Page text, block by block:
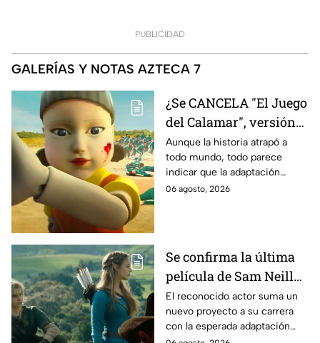
PUBLICIDAD
GALERÍAS Y NOTAS AZTECA 7
¿Se CANCELA "El Juego
del Calamar", versión
Estados Unidos? Esto
es lo que se sabe al
momento
Aunque la historia atrapó a
todo mundo, todo parece
indicar que la adaptación
podría ser cancelada:
06 agosto, 2026
Se confirma la última
película de Sam Neill
antes de morir: esto es
lo que se sabe hasta
ahora
El reconocido actor suma un
nuevo proyecto a su carrera
con la esperada adaptación